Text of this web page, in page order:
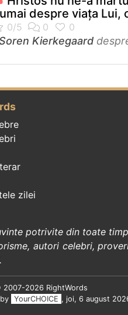
despre viaţa Lui,
Kierkegaard
zilei
potrivite din toate
, autori celebri,
.
2026 RightWords
YourCHOICE , joi, 6 august